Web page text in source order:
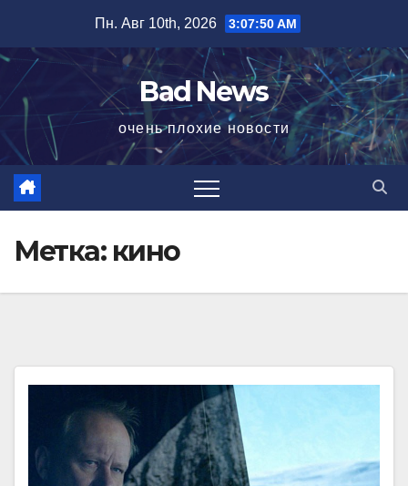
содержимому
Пн. Авг 10th, 2026 3:07:52 AM
Bad News
очень плохие новости
Метка: кино